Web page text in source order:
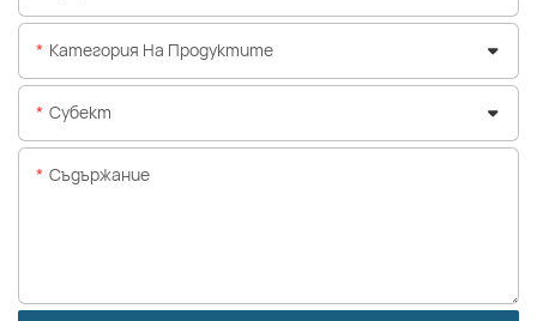
Категория На Продуктите
Субект
Съдържание